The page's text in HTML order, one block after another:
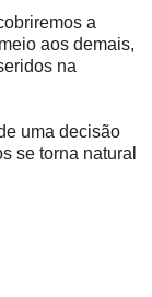
a
aos demais,
na
uma decisão
se torna natural